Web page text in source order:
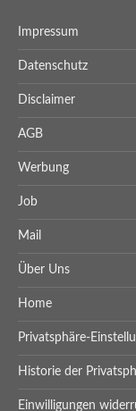
Impressum
Datenschutz
Disclaimer
AGB
Werbung
Job
Mail
Über Uns
Home
Privatsphäre-
Historie der
Einwilligungen